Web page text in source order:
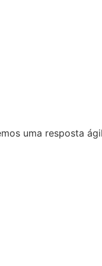
uma resposta